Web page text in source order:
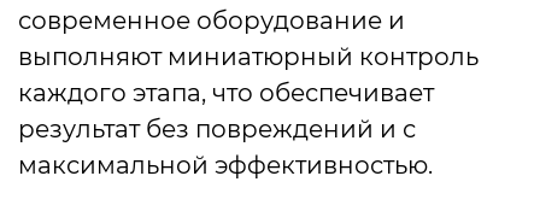
современное оборудование и
выполняют миниатюрный контроль
каждого этапа, что обеспечивает
результат без повреждений и с
максимальной эффективностью.